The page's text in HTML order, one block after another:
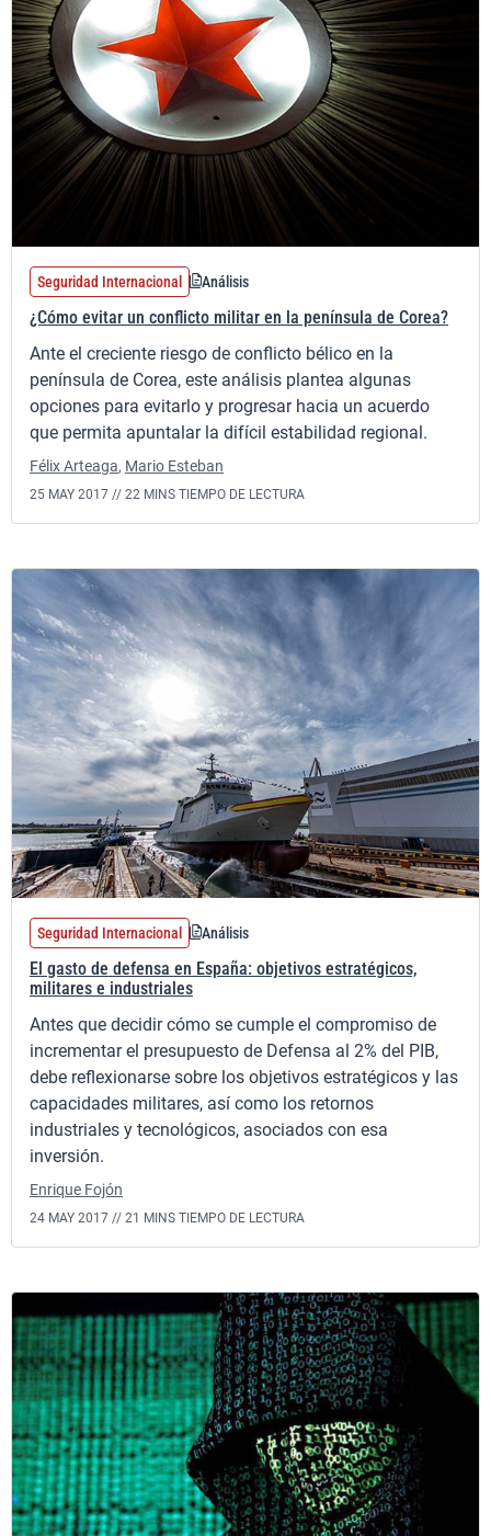
Seguridad Internacional Análisis
¿Cómo evitar un conflicto militar en la península de Corea?
Ante el creciente riesgo de conflicto bélico en la
península de Corea, este análisis plantea algunas
opciones para evitarlo y progresar hacia un acuerdo
que permita apuntalar la difícil estabilidad regional.
Félix Arteaga, Mario Esteban
25 MAY 2017 // 22 MINS TIEMPO DE LECTURA
Seguridad Internacional Análisis
El gasto de defensa en España: objetivos estratégicos,
militares e industriales
Antes que decidir cómo se cumple el compromiso de
incrementar el presupuesto de Defensa al 2% del PIB,
debe reflexionarse sobre los objetivos estratégicos y las
capacidades militares, así como los retornos
industriales y tecnológicos, asociados con esa
inversión.
Enrique Fojón
24 MAY 2017 // 21 MINS TIEMPO DE LECTURA